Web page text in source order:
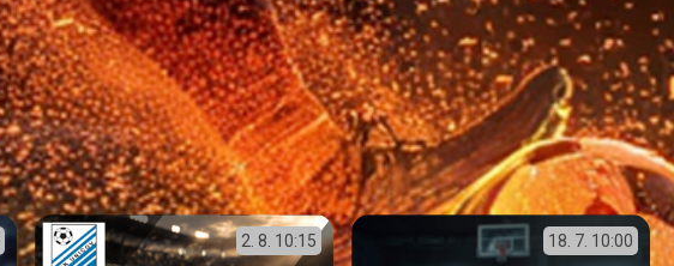
2. 8. 10:15 18. 7. 10:00